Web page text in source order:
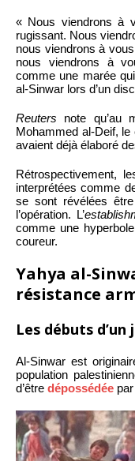
« Nous viendrons à
rugissant. Nous
nous viendrons à
nous viendrons à
comme une marée
al-Sinwar lors d’un
Reuters note qu’au
Mohammed al-Deif,
avaient déjà élaboré
Rétrospectivement,
interprétées comme
se sont révélées
l’opération. L’
comme une
coureur.
Yahya al-
résistance
Les débuts
Al-Sinwar est
population
d’être dépossédée